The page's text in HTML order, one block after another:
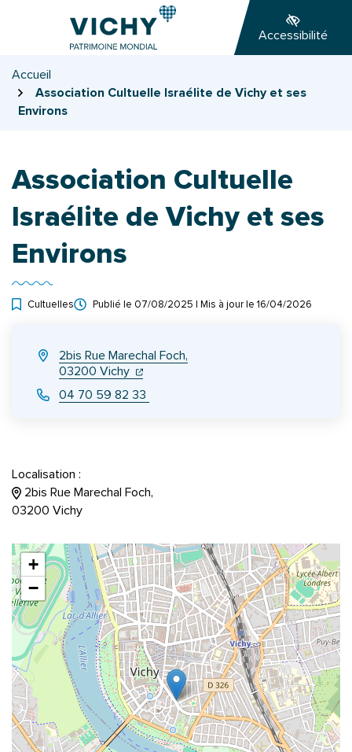
page
Accessibilité
Accueil
Association Cultuelle Israélite de Vichy et ses
Environs
Association Cultuelle
Israélite de Vichy et ses
Environs
Cultuelles Publié le 07/08/2025 | Mis à jour le 16/04/2026
2bis Rue Marechal Foch,
03200 Vichy (ouverture dans un nouvel onglet)
(ouverture dans un nouvel onglet)
04 70 59 82 33
Localisation :
2bis Rue Marechal Foch,
03200 Vichy
+
−